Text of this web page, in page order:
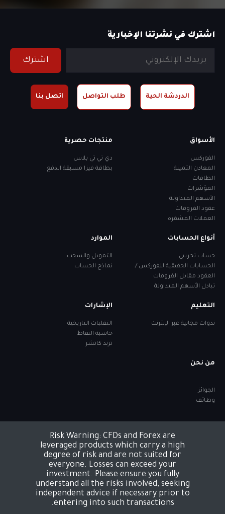
Risk Warning: CFDs and Forex are
leveraged products which carry a high
degree of risk and are not suited for
everyone. Losses can exceed your
investment. Please ensure you fully
understand all the risks involved, seeking
independent advice if necessary prior to
entering into such transactions.
اشترك في نشرتنا الإخبارية
اشترك
الدردشة الحية طلب التواصل اتصل بنا
الأسواق
الفوركس
المعادن الثمينة
الطاقات
المؤشرات
الأسهم المتداولة
عقود الفروقات
العملات المشفرة
منتجات حصرية
دي تي تي بلاس
بطاقة فيزا مسبقة الدفع
أنواع الحسابات
حساب تجريبي
الحسابات الحقيقية للفوركس /
العقود مقابل الفروقات
تبادل الأسهم المتداولة
الموارد
التمويل والسحب
نماذج الحساب
التعليم
ندوات مجانية عبر الإنترنت
الإشارات
التقلبات التاريخية
حاسبة النقاط
ترند كاتشر
من نحن
الجوائز
وظائف